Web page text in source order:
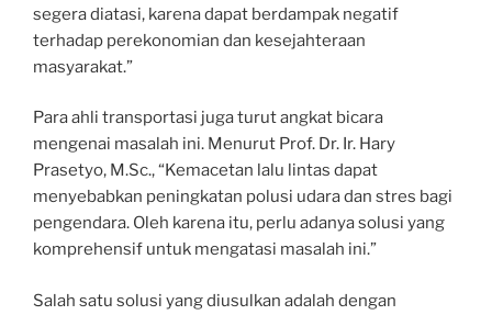
segera diatasi, karena dapat berdampak negatif
terhadap perekonomian dan kesejahteraan
masyarakat.”
Para ahli transportasi juga turut angkat bicara
mengenai masalah ini. Menurut Prof. Dr. Ir. Hary
Prasetyo, M.Sc., “Kemacetan lalu lintas dapat
menyebabkan peningkatan polusi udara dan stres bagi
pengendara. Oleh karena itu, perlu adanya solusi yang
komprehensif untuk mengatasi masalah ini.”
Salah satu solusi yang diusulkan adalah dengan